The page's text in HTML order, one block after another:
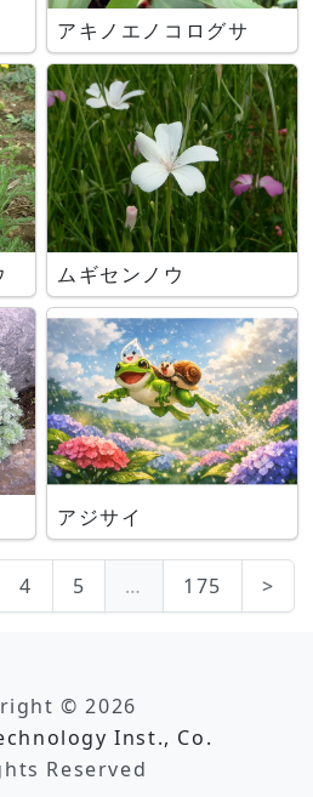
アキノエノコログサ
ムギセンノウ
アジサイ
4 5 … 175 >
© 2026
Inst., Co.
Reserved